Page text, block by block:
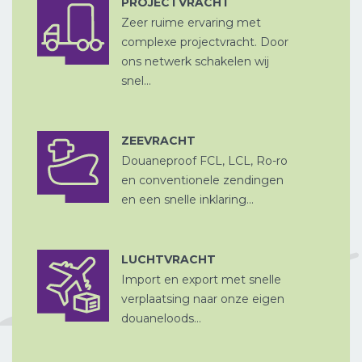
Zeer ruime ervaring met
complexe projectvracht. Door
ons netwerk schakelen wij
snel...
LUCHTVRACHT
ZEEVRACHT
CHINA
PER SPOOR
ZEEVRACHT
Douaneproof FCL, LCL, Ro-ro
en conventionele zendingen
en een snelle inklaring...
LUCHTVRACHT
LUCHTVRACHT
Import en export met snelle
verplaatsing naar onze eigen
douaneloods...